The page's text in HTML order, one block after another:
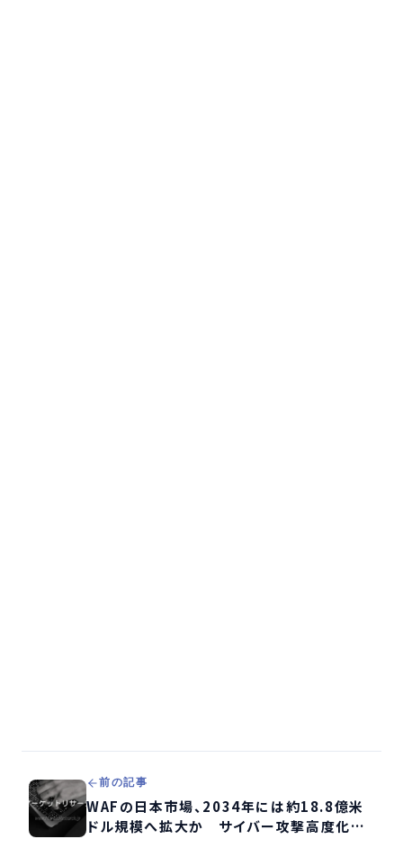
前の記事
WAFの日本市場、2034年には約18.8億米
ドル規模へ拡大か サイバー攻撃高度化が